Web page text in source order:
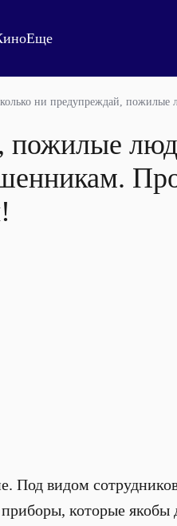
Еще
ни предупреждай, пожилые
пожилые
Под видом
которые